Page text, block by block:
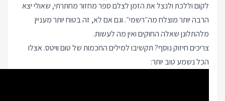
לקום וללכת ולנצל את הזמן לצלם ספר מחזור מחתרתי, שאולי יצא
הרבה יותר מוצלח מה״רשמי״. וגם אם לא, זה בטוח יותר מעניין
מלהתלונן שאלה החוקים ואין מה לעשות.
צריכים חיזוק נוסף? תקשיבו למילים החכמות של טום וויטס. אצלו
הכל נשמע טוב יותר: